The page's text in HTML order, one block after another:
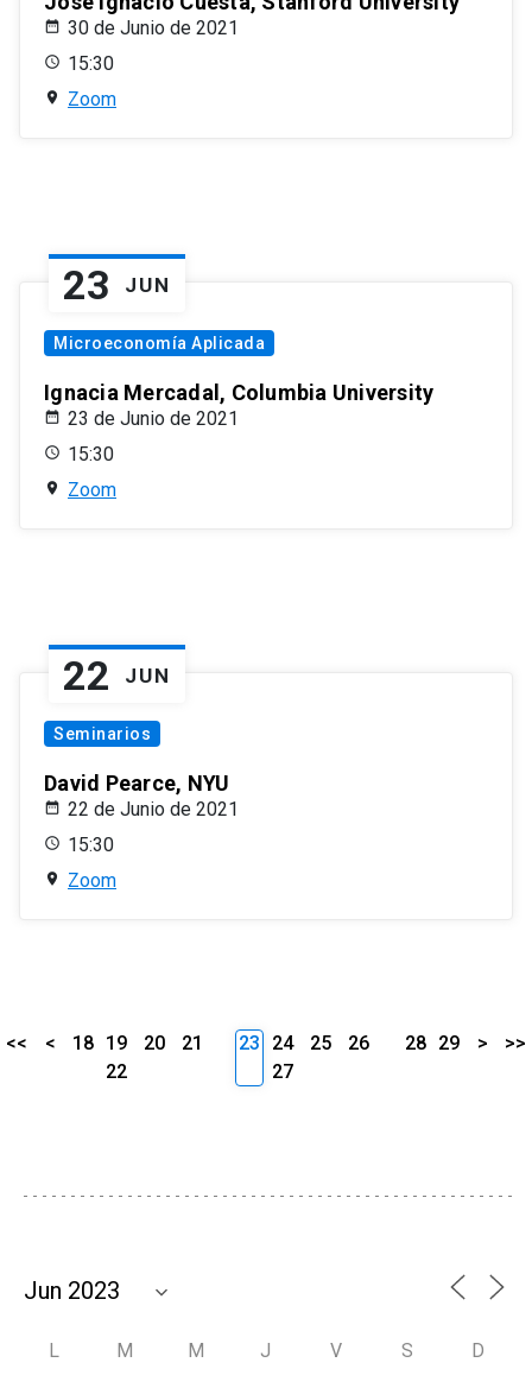
30 de Junio de 2021
15:30
Zoom
23 JUN
Microeconomía Aplicada
Ignacia Mercadal, Columbia University
23 de Junio de 2021
15:30
Zoom
22 JUN
Seminarios
David Pearce, NYU
22 de Junio de 2021
15:30
Zoom
<< < 18 19 20
21
22
23 24 25
26
27
28 29 > >>
L M M J V S D